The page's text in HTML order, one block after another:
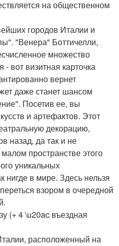
на общественном
городов Италии и
"Венера" Боттичелли,
множество
вот визитная карточка
вернет
даже станет шансом
Посетив ее, вы
и артефактов. Этот
декорацию,
назад, да так и не
пространстве этого
уникальных
нигде в мире. Здесь нельзя
взором в очередной
(+ 4 \u20ac въездная
расположенный на